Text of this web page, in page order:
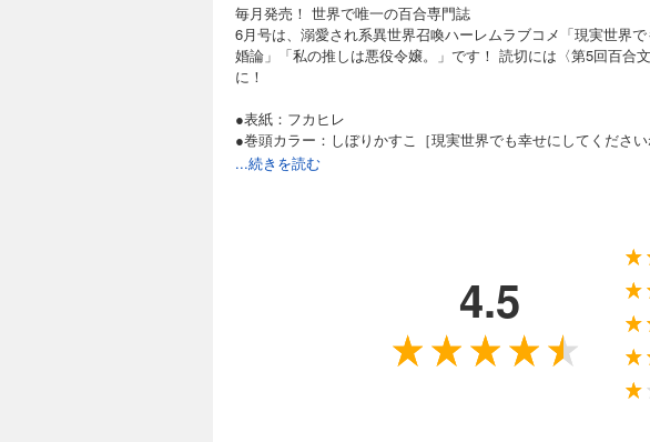
毎月発売！ 世界で唯一の百合専門誌
6月号は、溺愛され系異世界召喚ハーレムラブコメ「現実世界
婚論」「私の推しは悪役令嬢。」です！ 読切には〈第5回百合
に！
●表紙：フカヒレ
●巻頭カラー：しぼりかすこ［現実世界でも幸せにしてください
●センターカラー：コダマナオコ［嘘つき花嫁と同性結婚論］
［嫌われ魔女令嬢と男装皇子の婚約］／はづき［おそとごは
め-］／シクシク［この世で一番素敵な終わり方］／椋木なな
●読切：第30回百合姫コミック大賞 翡翠賞受賞作 土屋うさぎ
ライズ 漫画：夜の羊雲 原作：遠井音［近日点はまだ遠く］
●特集：TVアニメ［ささやくように恋を唄う］／第30回百合姫
●巻末コラム：こばらゆうこ［フィルムに咲く百合の花を集め
話］／笹倉かな［オフレコ×ガールズトーク］／星井七億［こじ
...続きを読む
4.5